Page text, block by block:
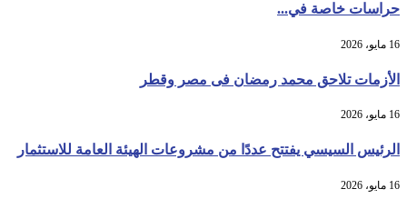
حراسات خاصة في...
16 مايو، 2026
الأزمات تلاحق محمد رمضان فى مصر وقطر
16 مايو، 2026
الرئيس السيسي يفتتح عددًا من مشروعات الهيئة العامة للاستثمار
16 مايو، 2026